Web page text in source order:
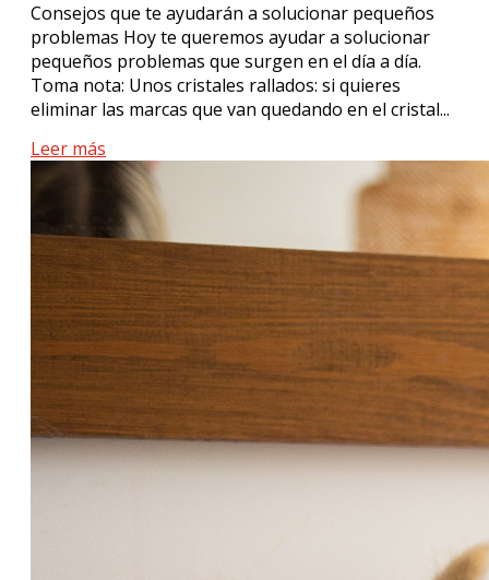
Consejos que te ayudarán a solucionar pequeños
problemas Hoy te queremos ayudar a solucionar
pequeños problemas que surgen en el día a día.
Toma nota: Unos cristales rallados: si quieres
eliminar las marcas que van quedando en el cristal...
Leer más